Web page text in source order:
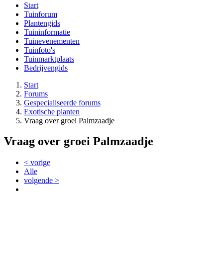
Start
Tuinforum
Plantengids
Tuininformatie
Tuinevenementen
Tuinfoto's
Tuinmarktplaats
Bedrijvengids
Start
Forums
Gespecialiseerde forums
Exotische planten
Vraag over groei Palmzaadje
Vraag over groei Palmzaadje
< vorige
Alle
volgende >